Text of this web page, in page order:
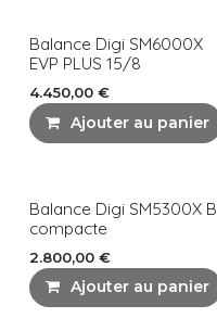
Balance Digi SM6000X
EVP PLUS 15/8
4.450,00 €
Ajouter au panier
Balance Digi SM5300X B
compacte
2.800,00 €
Ajouter au panier